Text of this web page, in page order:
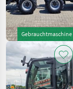
Gebrauchtmaschine